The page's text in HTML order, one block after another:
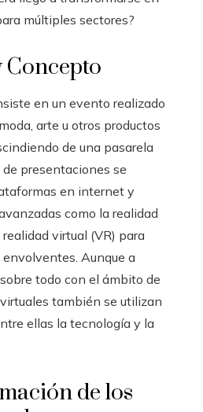
múltiples sectores?
en un evento realizado
arte u otros productos
de una pasarela
presentaciones se
en internet y
como la realidad
virtual (VR) para
Aunque a
todo con el ámbito de
también se utilizan
ellas la tecnología y la
de los